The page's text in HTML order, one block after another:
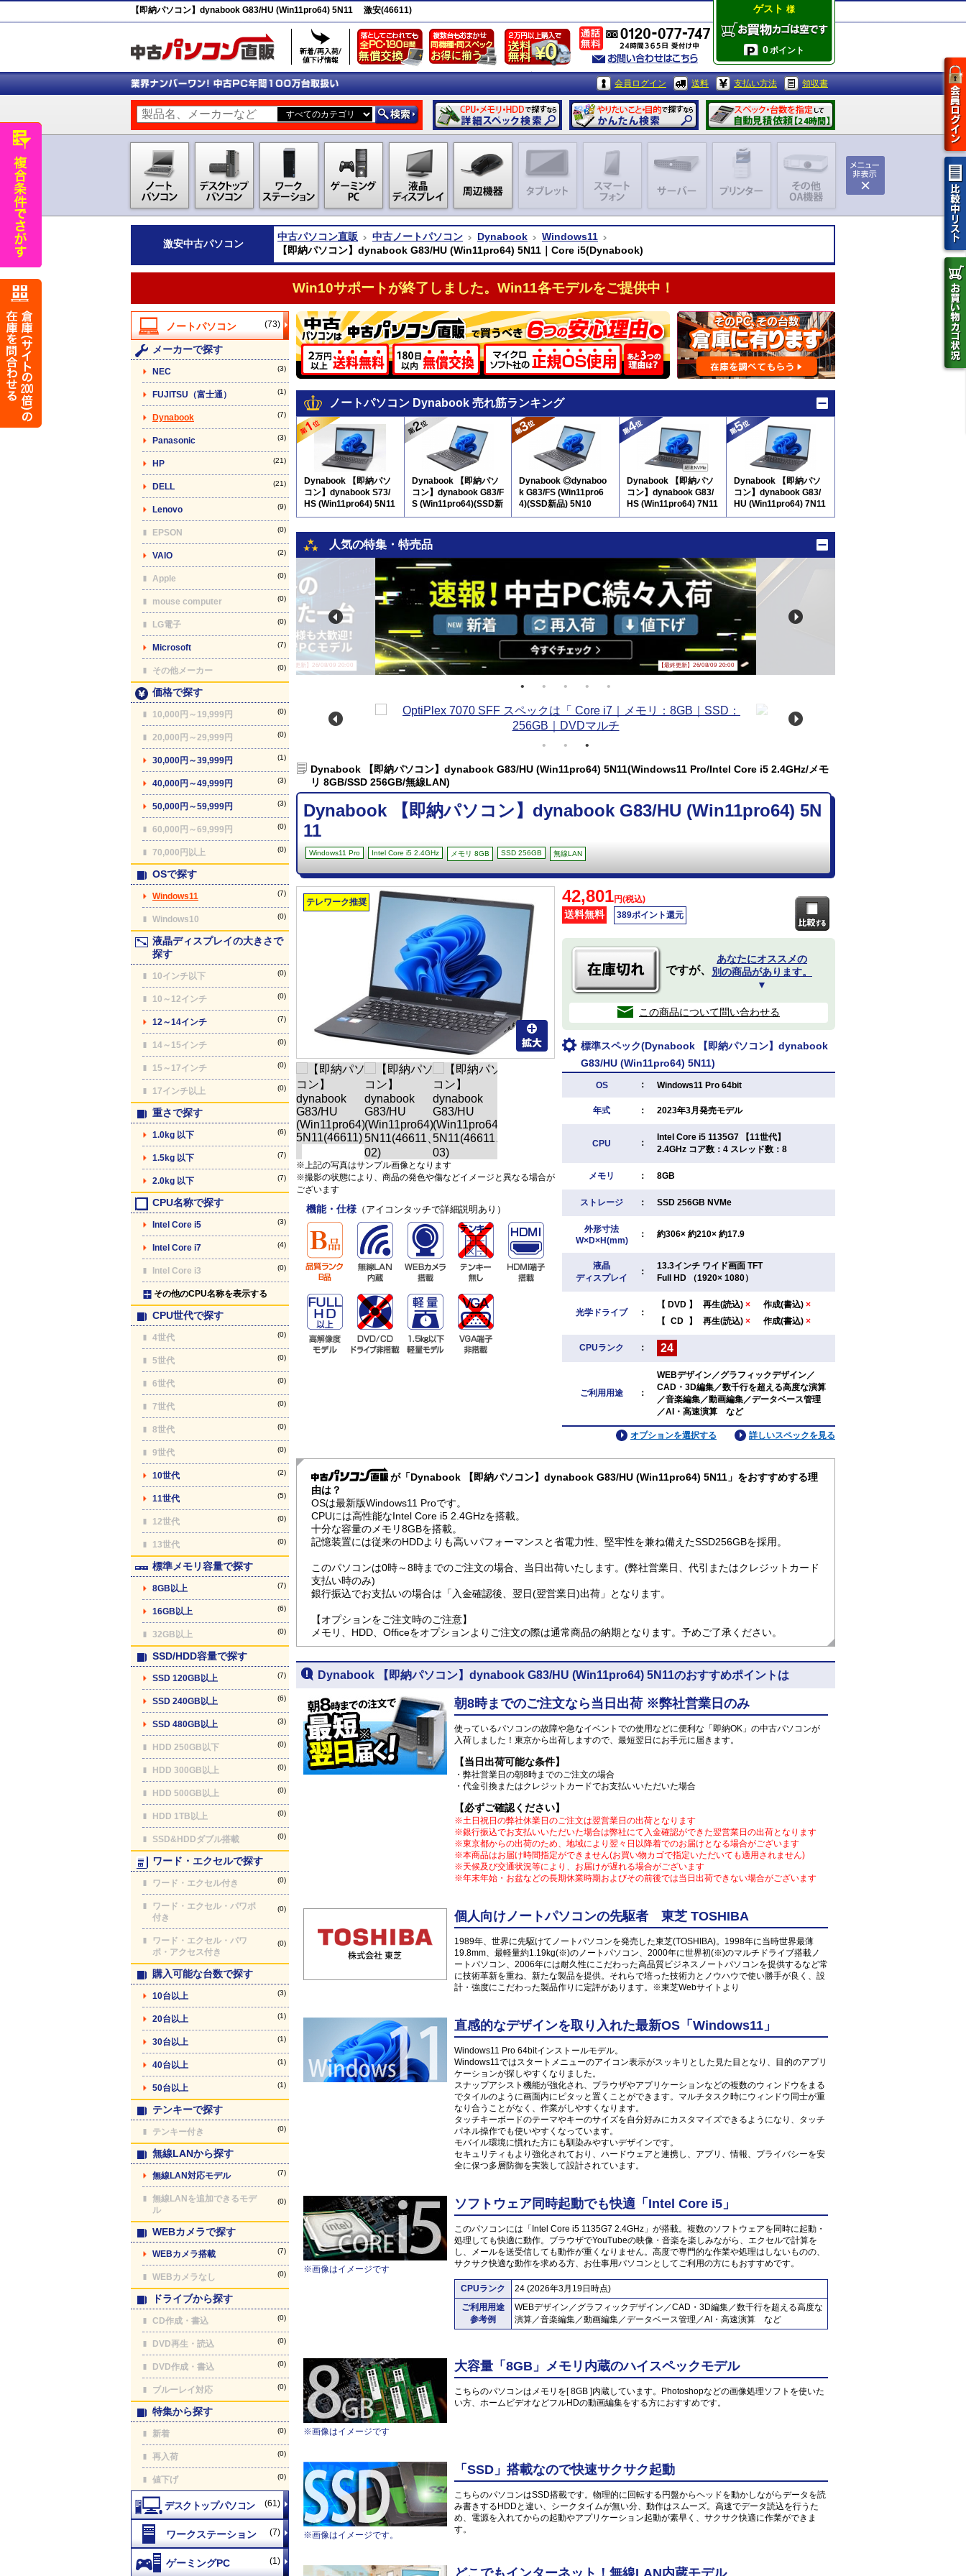
【即納パソコン】dynabook G83/HU (Win11pro64) 5N11 激安(46611) ゲスト 様
0ポイント
会員ログイン 送料 支払い方法 領収書
激安中古パソコン
中古パソコン直販 中古ノートパソコン Dynabook
Windows11
【即納パソコン】dynabook G83/HU (Win11pro64) 5N11｜Core i5(Dynabook)
Win10サポートが終了しました。Win11各モデルをご提供中！
(73)
メーカーで探す
NEC (3)
FUJITSU（富士通） (1)
Dynabook (7)
Panasonic (3)
HP (21)
DELL (21)
Lenovo (9)
EPSON (0)
VAIO (2)
Apple (0)
mouse computer (0)
LG電子 (0)
Microsoft (7)
その他メーカー (0)
価格で探す
10,000円～19,999円 (0)
20,000円～29,999円 (0)
30,000円～39,999円 (1)
40,000円～49,999円 (3)
50,000円～59,999円 (3)
60,000円～69,999円 (0)
70,000円以上 (0)
OSで探す
Windows11 (7)
Windows10 (0)
液晶ディスプレイの大きさで
探す
10インチ以下 (0)
10～12インチ (0)
12～14インチ (7)
14～15インチ (0)
15～17インチ (0)
17インチ以上 (0)
重さで探す
1.0kg 以下 (6)
1.5kg 以下 (7)
2.0kg 以下 (7)
CPU名称で探す
Intel Core i5 (3)
Intel Core i7 (4)
Intel Core i3 (0)
その他のCPU名称を表示する
CPU世代で探す
4世代 (0)
5世代 (0)
6世代 (0)
7世代 (0)
8世代 (0)
9世代 (0)
10世代 (2)
11世代 (5)
12世代 (0)
13世代 (0)
標準メモリ容量で探す
8GB以上 (7)
16GB以上 (6)
32GB以上 (0)
SSD/HDD容量で探す
SSD 120GB以上 (7)
SSD 240GB以上 (6)
SSD 480GB以上 (3)
HDD 250GB以下 (0)
HDD 300GB以上 (0)
HDD 500GB以上 (0)
HDD 1TB以上 (0)
SSD&HDDダブル搭載 (0)
ワード・エクセルで探す
ワード・エクセル付き (0)
ワード・エクセル・パワポ
付き
(0)
ワード・エクセル・パワ
ポ・アクセス付き
(0)
購入可能な台数で探す
10台以上 (3)
20台以上 (1)
30台以上 (1)
40台以上 (1)
50台以上 (1)
テンキーで探す
テンキー付き (0)
無線LANから探す
無線LAN対応モデル (7)
無線LANを追加できるモデ
ル
(0)
WEBカメラで探す
WEBカメラ搭載 (7)
WEBカメラなし (0)
ドライブから探す
CD作成・書込 (0)
DVD再生・読込 (0)
DVD作成・書込 (0)
ブルーレイ対応 (0)
特集から探す
新着 (0)
再入荷 (0)
値下げ (0)
(61)
(7)
(1)
ノートパソコン Dynabook 売れ筋ランキング
Dynabook 【即納パソ
コン】dynabook S73/
HS (Win11pro64) 5N11
Dynabook 【即納パソ
コン】dynabook G83/F
S (Win11pro64)(SSD新
品) 5N10
Dynabook ◎dynaboo
k G83/FS (Win11pro6
4)(SSD新品) 5N10
Dynabook 【即納パソ
コン】dynabook G83/
HS (Win11pro64) 7N11
Dynabook 【即納パソ
コン】dynabook G83/
HU (Win11pro64) 7N11
人気の特集・特売品
【最終更新】26/08/09 20:00 【最終更新】26/08/09 20:00
Dynabook 【即納パソコン】dynabook G83/HU (Win11pro64) 5N11(Windows11 Pro/Intel Core i5 2.4GHz/メモ
リ 8GB/SSD 256GB/無線LAN)
Dynabook 【即納パソコン】dynabook G83/HU (Win11pro64) 5N
11
Windows11 Pro Intel Core i5 2.4GHz メモリ 8GB SSD 256GB 無線LAN
テレワーク推奨
※上記の写真はサンプル画像となります
※撮影の状態により、商品の発色や傷などイメージと異なる場合が
ございます
機能・仕様 （アイコンタッチで詳細説明あり）
42,801円(税込)
送料無料 389ポイント還元
ですが、
あなたにオススメの
別の商品があります。
▼
この商品について問い合わせる
標準スペック(Dynabook 【即納パソコン】dynabook
G83/HU (Win11pro64) 5N11)
OS ： Windows11 Pro 64bit
年式 ： 2023年3月発売モデル
CPU ：
Intel Core i5 1135G7 【11世代】
2.4GHz コア数：4 スレッド数：8
メモリ ： 8GB
ストレージ ： SSD 256GB NVMe
外形寸法
W×D×H(mm)
： 約306× 約210× 約17.9
液晶
ディスプレイ
：
13.3インチ ワイド画面 TFT
Full HD （1920× 1080）
光学ドライブ ：
【 DVD 】 再生(読込) × 作成(書込) ×
【 CD 】 再生(読込) × 作成(書込) ×
CPUランク ： 24
ご利用用途 ：
WEBデザイン／グラフィックデザイン／
CAD・3D編集／数千行を超える高度な演算
／音楽編集／動画編集／データベース管理
／AI・高速演算 など
詳しいスペックを見る
オプションを選択する
が「Dynabook 【即納パソコン】dynabook G83/HU (Win11pro64) 5N11」をおすすめする理
由は？
OSは最新版Windows11 Proです。
CPUには高性能なIntel Core i5 2.4GHzを搭載。
十分な容量のメモリ8GBを搭載。
記憶装置には従来のHDDよりも高いパフォーマンスと省電力性、堅牢性を兼ね備えたSSD256GBを採用。
このパソコンは0時～8時までのご注文の場合、当日出荷いたします。(弊社営業日、代引またはクレジットカード
支払い時のみ)
銀行振込でお支払いの場合は「入金確認後、翌日(翌営業日)出荷」となります。
【オプションをご注文時のご注意】
メモリ、HDD、Officeをオプションよりご注文の際は通常商品の納期となります。予めご了承ください。
Dynabook 【即納パソコン】dynabook G83/HU (Win11pro64) 5N11のおすすめポイントは
朝8時までのご注文なら当日出荷 ※弊社営業日のみ
使っているパソコンの故障や急なイベントでの使用などに便利な「即納OK」の中古パソコンが
入荷しました！東京から出荷しますので、最短翌日にお手元に届きます。
【当日出荷可能な条件】
・弊社営業日の朝8時までのご注文の場合
・代金引換またはクレジットカードでお支払いいただいた場合
【必ずご確認ください】
※土日祝日の弊社休業日のご注文は翌営業日の出荷となります
※銀行振込でお支払いいただいた場合は弊社にて入金確認ができた翌営業日の出荷となります
※東京都からの出荷のため、地域により翌々日以降着でのお届けとなる場合がございます
※本商品はお届け時間指定ができません(お買い物カゴで指定いただいても適用されません)
※天候及び交通状況等により、お届けが遅れる場合がございます
※年末年始・お盆などの長期休業時期およびその前後では当日出荷できない場合がございます
個人向けノートパソコンの先駆者 東芝 TOSHIBA
1989年、世界に先駆けてノートパソコンを発売した東芝(TOSHIBA)。1998年に当時世界最薄
19.8mm、最軽量約1.19kg(※)のノートパソコン、2000年に世界初(※)のマルチドライブ搭載ノ
ートパソコン、2006年には耐久性にこだわった高品質ビジネスノートパソコンを提供するなど常
に技術革新を重ね、新たな製品を提供。それらで培った技術力とノウハウで使い勝手が良く、設
計・強度にこだわった製品作りに定評があります。※東芝Webサイトより
直感的なデザインを取り入れた最新OS「Windows11」
Windows11 Pro 64bitインストールモデル。
Windows11ではスタートメニューのアイコン表示がスッキリとした見た目となり、目的のアプリ
ケーションが探しやすくなりました。
スナップアシスト機能が強化され、ブラウザやアプリケーションなどの複数のウィンドウをまる
でタイルのように画面内にピタッと置くことができます。マルチタスク時にウィンドウ同士が重
なり合うことがなく、作業がしやすくなります。
タッチキーボードのテーマやキーのサイズを自分好みにカスタマイズできるようになり、タッチ
パネル操作でも使いやすくなっています。
モバイル環境に慣れた方にも馴染みやすいデザインです。
セキュリティもより強化されており、ハードウェアと連携し、アプリ、情報、プライバシーを安
全に保つ多層防御を実装して設計されています。
※画像はイメージです
ソフトウェア同時起動でも快適「Intel Core i5」
このパソコンには「Intel Core i5 1135G7 2.4GHz」が搭載。複数のソフトウェアを同時に起動・
処理しても快適に動作。ブラウザでYouTubeの映像・音楽を楽しみながら、エクセルで計算を
し、メールを送受信しても動作が重くなりません。高度で専門的な作業や処理はしないものの、
サクサク快適な動作を求める方、お仕事用パソコンとしてご利用の方にもおすすめです。
CPUランク
24 (2026年3月19日時点)
ご利用用途
参考例
WEBデザイン／グラフィックデザイン／CAD・3D編集／数千行を超える高度な
演算／音楽編集／動画編集／データベース管理／AI・高速演算 など
※画像はイメージです
大容量「8GB」メモリ内蔵のハイスペックモデル
こちらのパソコンはメモリを[ 8GB ]内蔵しています。Photoshopなどの画像処理ソフトを使いた
い方、ホームビデオなどフルHDの動画編集をする方におすすめです。
※画像はイメージです。
「SSD」搭載なので快速サクサク起動
こちらのパソコンはSSD搭載です。物理的に回転する円盤からヘッドを動かしながらデータを読
み書きするHDDと違い、シークタイムが無い分、動作はスムーズ。高速でデータ読込を行うた
め、電源を入れてからの起動やアプリケーション起動が素早く、サクサク快適に作業ができま
す。